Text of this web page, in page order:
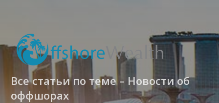
Все статьи по теме – Новости об
оффшорах